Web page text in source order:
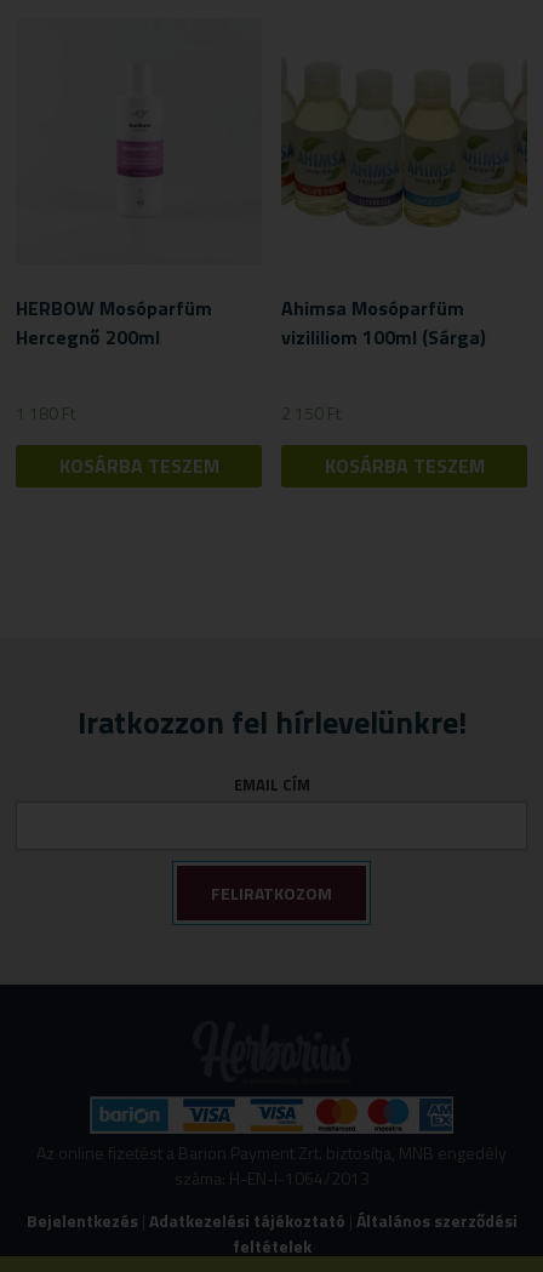
HERBOW Mosóparfüm
Hercegnő 200ml
1 180Ft
KOSÁRBA TESZEM
Ahimsa Mosóparfüm
vizililiom 100ml (Sárga)
2 150Ft
KOSÁRBA TESZEM
Iratkozzon fel hírlevelünkre!
EMAIL CÍM
Az online fizetést a Barion Payment Zrt. biztosítja, MNB engedély
száma: H-EN-I-1064/2013
Bejelentkezés |Adatkezelési tájékoztató |Általános szerződési
feltételek